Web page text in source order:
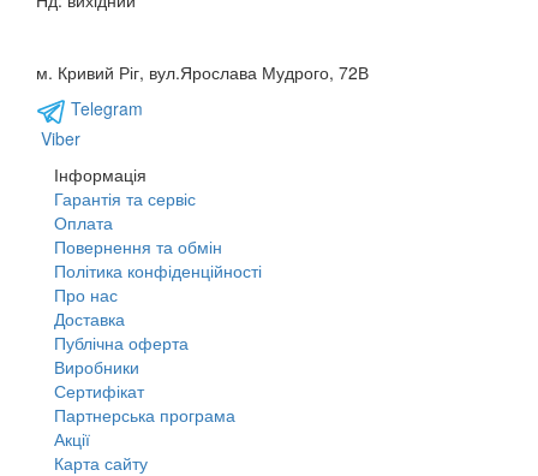
м. Кривий Ріг, вул.Ярослава Мудрого, 72В
Telegram
Viber
Інформація
Гарантія та сервіс
Оплата
Повернення та обмін
Політика конфіденційності
Про нас
Доставка
Публічна оферта
Виробники
Сертифікат
Партнерська програма
Акції
Карта сайту